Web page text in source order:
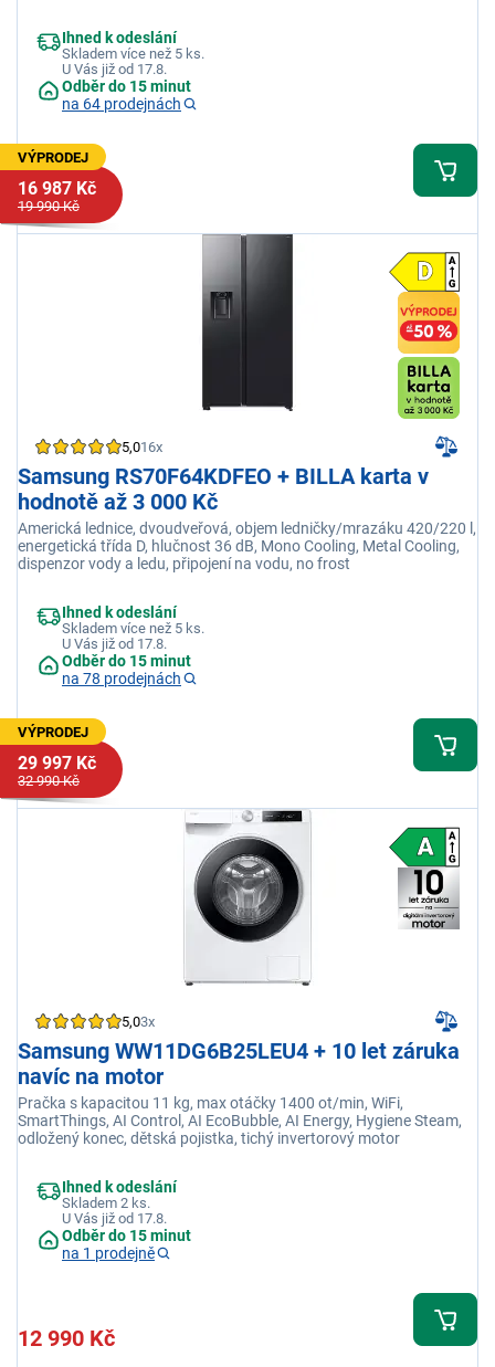
Ihned k odeslání
Skladem více než 5 ks.
U Vás již od 17.8.
Odběr do 15 minut
na 64 prodejnách
VÝPRODEJ
16 987 Kč
19 990 Kč
5,016x
Samsung RS70F64KDFEO + BILLA karta v
hodnotě až 3 000 Kč
Americká lednice, dvoudveřová, objem ledničky/mrazáku 420/220 l,
energetická třída D, hlučnost 36 dB, Mono Cooling, Metal Cooling,
dispenzor vody a ledu, připojení na vodu, no frost
Ihned k odeslání
Skladem více než 5 ks.
U Vás již od 17.8.
Odběr do 15 minut
na 78 prodejnách
VÝPRODEJ
29 997 Kč
32 990 Kč
5,03x
Samsung WW11DG6B25LEU4 + 10 let záruka
navíc na motor
Pračka s kapacitou 11 kg, max otáčky 1400 ot/min, WiFi,
SmartThings, AI Control, AI EcoBubble, AI Energy, Hygiene Steam,
odložený konec, dětská pojistka, tichý invertorový motor
Ihned k odeslání
Skladem 2 ks.
U Vás již od 17.8.
Odběr do 15 minut
na 1 prodejně
12 990 Kč